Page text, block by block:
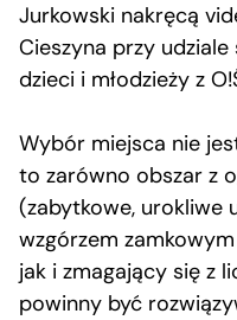
Jurkowski nakręcą
Cieszyna przy udziale
dzieci i młodzieży z
Wybór miejsca nie
to zarówno obszar z
(zabytkowe, urokliwe
wzgórzem
jak i zmagający się z
powinny być